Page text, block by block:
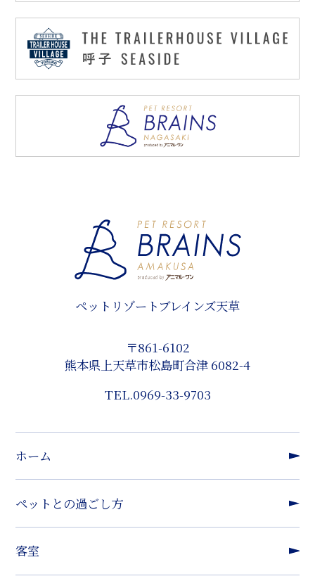
ペットリゾートブレインズ天草
〒861-6102
熊本県上天草市松島町合津 6082-4
TEL.0969-33-9703
ホーム
ペットとの過ごし方
客室